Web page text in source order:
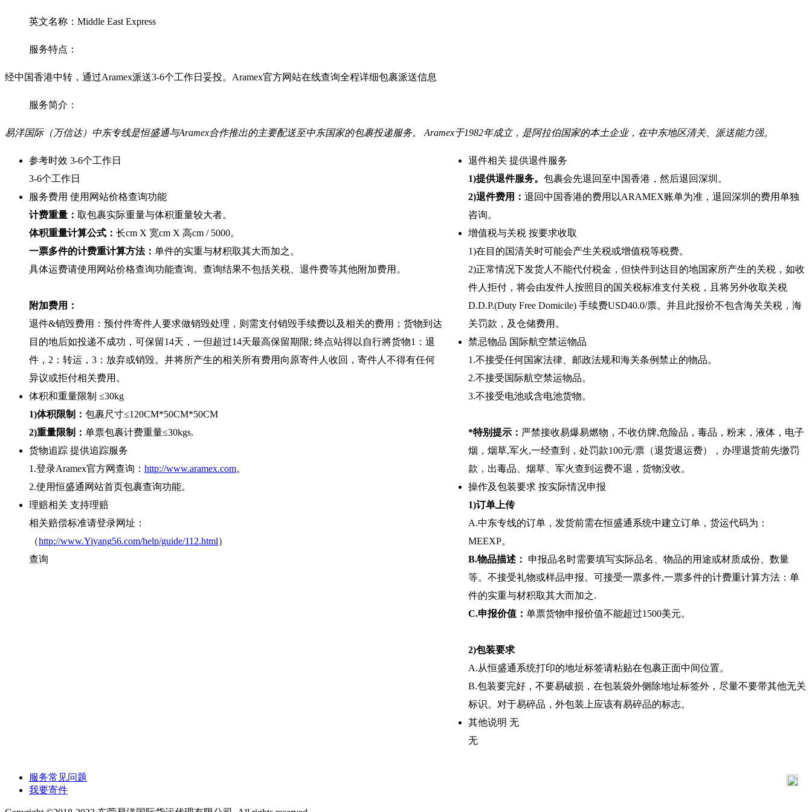
英文名称：Middle East Express
服务特点：
经中国香港中转，通过Aramex派送3-6个工作日妥投。Aramex官方网站在线查询全程详细包裹派送信息
服务简介：
易洋国际（万信达）中东专线是恒盛通与Aramex合作推出的主要配送至中东国家的包裹投递服务。 Aramex于1982年成立，是阿拉伯国家的本土企业，在中东地区清关、派送能力强。
参考时效 3-6个工作日
3-6个工作日
服务费用 使用网站价格查询功能
计费重量： 取包裹实际重量与体积重量较大者。
体积重量计算公式： 长cm X 宽cm X 高cm / 5000。
一票多件的计费重计算方法： 单件的实重与材积取其大而加之。
具体运费请使用网站价格查询功能查询。查询结果不包括关税、退件费等其他附加费用。
附加费用：
退件&销毁费用：预付件寄件人要求做销毁处理，则需支付销毁手续费以及相关的费用；货物到达
目的地后如投递不成功，可保留14天，一但超过14天最高保留期限; 终点站得以自行將货物1：退
件，2：转运，3：放弃或销毁。并将所产生的相关所有费用向原寄件人收回，寄件人不得有任何
异议或拒付相关费用。
体积和重量限制 ≤30kg
1)体积限制： 包裹尺寸≤120CM*50CM*50CM
2)重量限制： 单票包裹计费重量≤30kgs.
货物追踪 提供追踪服务
1.登录Aramex官方网查询： http://www.aramex.com。
2.使用恒盛通网站首页包裹查询功能。
理赔相关 支持理赔
相关赔偿标准请登录网址：
（http://www.Yiyang56.com/help/guide/112.html）
查询
退件相关 提供退件服务
1)提供退件服务。 包裹会先退回至中国香港，然后退回深圳。
2)退件费用： 退回中国香港的费用以ARAMEX账单为准，退回深圳的费用单独
咨询。
增值税与关税 按要求收取
1)在目的国清关时可能会产生关税或增值税等税费。
2)正常情况下发货人不能代付税金，但快件到达目的地国家所产生的关税，如收
件人拒付，将会由发件人按照目的国关税标准支付关税，且将另外收取关税
D.D.P.(Duty Free Domicile) 手续费USD40.0/票。并且此报价不包含海关关税，海
关罚款，及仓储费用。
禁忌物品 国际航空禁运物品
1.不接受任何国家法律、邮政法规和海关条例禁止的物品。
2.不接受国际航空禁运物品。
3.不接受电池或含电池货物。
*特别提示： 严禁接收易爆易燃物，不收仿牌,危险品，毒品，粉末，液体，电子
烟，烟草,军火,一经查到，处罚款100元/票（退货退运费），办理退货前先缴罚
款，出毒品、烟草、军火查到运费不退，货物没收。
操作及包装要求 按实际情况申报
1)订单上传
A.中东专线的订单，发货前需在恒盛通系统中建立订单，货运代码为：
MEEXP。
B.物品描述：
申报品名时需要填写实际品名、物品的用途或材质成份、数量
等。不接受礼物或样品申报。可接受一票多件,一票多件的计费重计算方法：单
件的实重与材积取其大而加之.
C.申报价值： 单票货物申报价值不能超过1500美元。
2)包装要求
A.从恒盛通系统打印的地址标签请粘贴在包裹正面中间位置。
B.包装要完好，不要易破损，在包装袋外侧除地址标签外，尽量不要带其他无关
标识。对于易碎品，外包装上应该有易碎品的标志。
其他说明 无
无
服务常见问题
我要寄件